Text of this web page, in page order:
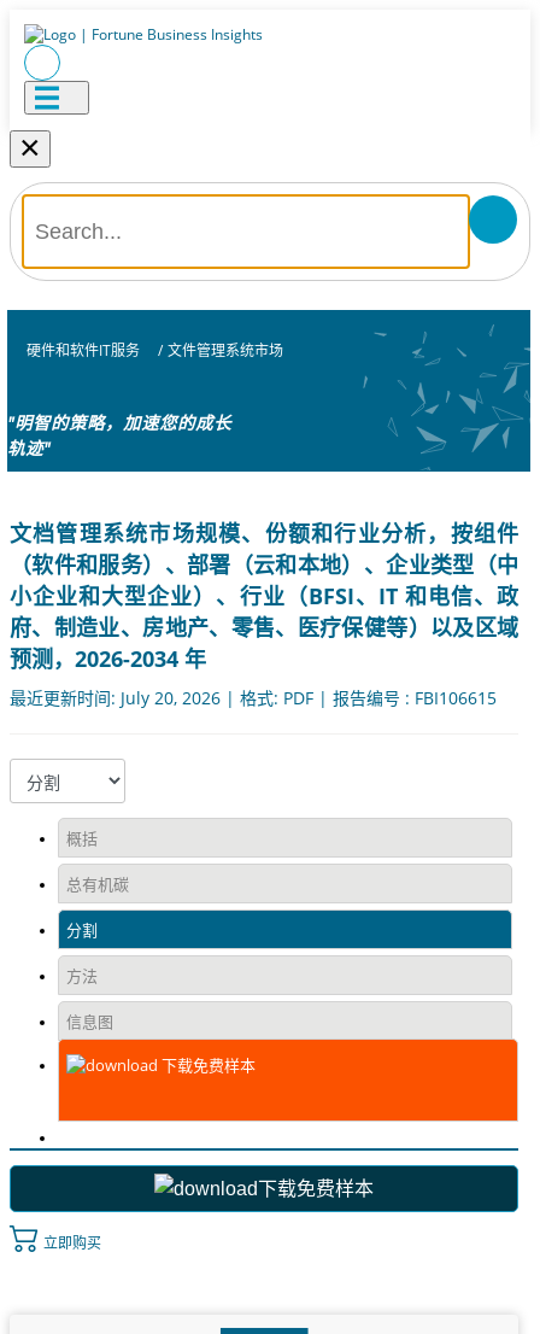
×
硬件和软件IT服务 / 文件管理系统市场
"明智的策略，加速您的成长
轨迹"
文档管理系统市场规模、份额和行业分析，按组件
（软件和服务）、部署（云和本地）、企业类型（中
小企业和大型企业）、行业（BFSI、IT 和电信、政
府、制造业、房地产、零售、医疗保健等）以及区域
预测，2026-2034 年
最近更新时间: July 20, 2026 | 格式: PDF | 报告编号 : FBI106615
概括
总有机碳
分割
方法
信息图
下载免费样本
下载免费样本
立即购买